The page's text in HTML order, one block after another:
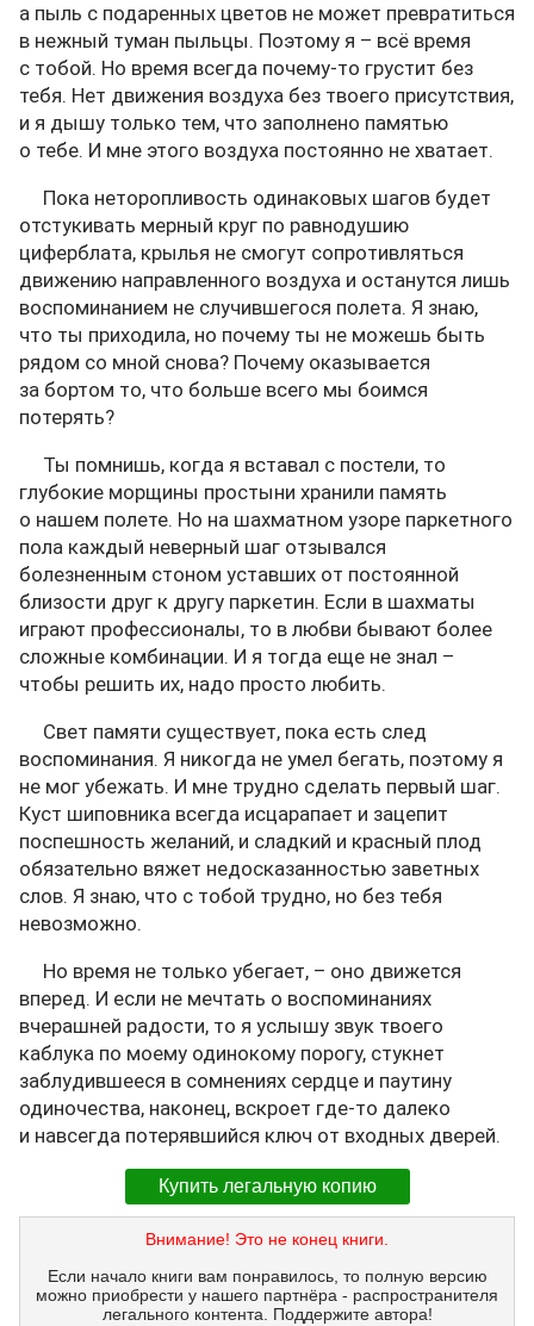
а пыль с подаренных цветов не может превратиться
в нежный туман пыльцы. Поэтому я – всё время
с тобой. Но время всегда почему-то грустит без
тебя. Нет движения воздуха без твоего присутствия,
и я дышу только тем, что заполнено памятью
о тебе. И мне этого воздуха постоянно не хватает.
Пока неторопливость одинаковых шагов будет
отстукивать мерный круг по равнодушию
циферблата, крылья не смогут сопротивляться
движению направленного воздуха и останутся лишь
воспоминанием не случившегося полета. Я знаю,
что ты приходила, но почему ты не можешь быть
рядом со мной снова? Почему оказывается
за бортом то, что больше всего мы боимся
потерять?
Ты помнишь, когда я вставал с постели, то
глубокие морщины простыни хранили память
о нашем полете. Но на шахматном узоре паркетного
пола каждый неверный шаг отзывался
болезненным стоном уставших от постоянной
близости друг к другу паркетин. Если в шахматы
играют профессионалы, то в любви бывают более
сложные комбинации. И я тогда еще не знал –
чтобы решить их, надо просто любить.
Свет памяти существует, пока есть след
воспоминания. Я никогда не умел бегать, поэтому я
не мог убежать. И мне трудно сделать первый шаг.
Куст шиповника всегда исцарапает и зацепит
поспешность желаний, и сладкий и красный плод
обязательно вяжет недосказанностью заветных
слов. Я знаю, что с тобой трудно, но без тебя
невозможно.
Но время не только убегает, – оно движется
вперед. И если не мечтать о воспоминаниях
вчерашней радости, то я услышу звук твоего
каблука по моему одинокому порогу, стукнет
заблудившееся в сомнениях сердце и паутину
одиночества, наконец, вскроет где-то далеко
и навсегда потерявшийся ключ от входных дверей.
Купить легальную копию
Внимание! Это не конец книги.
Если начало книги вам понравилось, то полную версию
можно приобрести у нашего партнёра - распространителя
легального контента. Поддержите автора!